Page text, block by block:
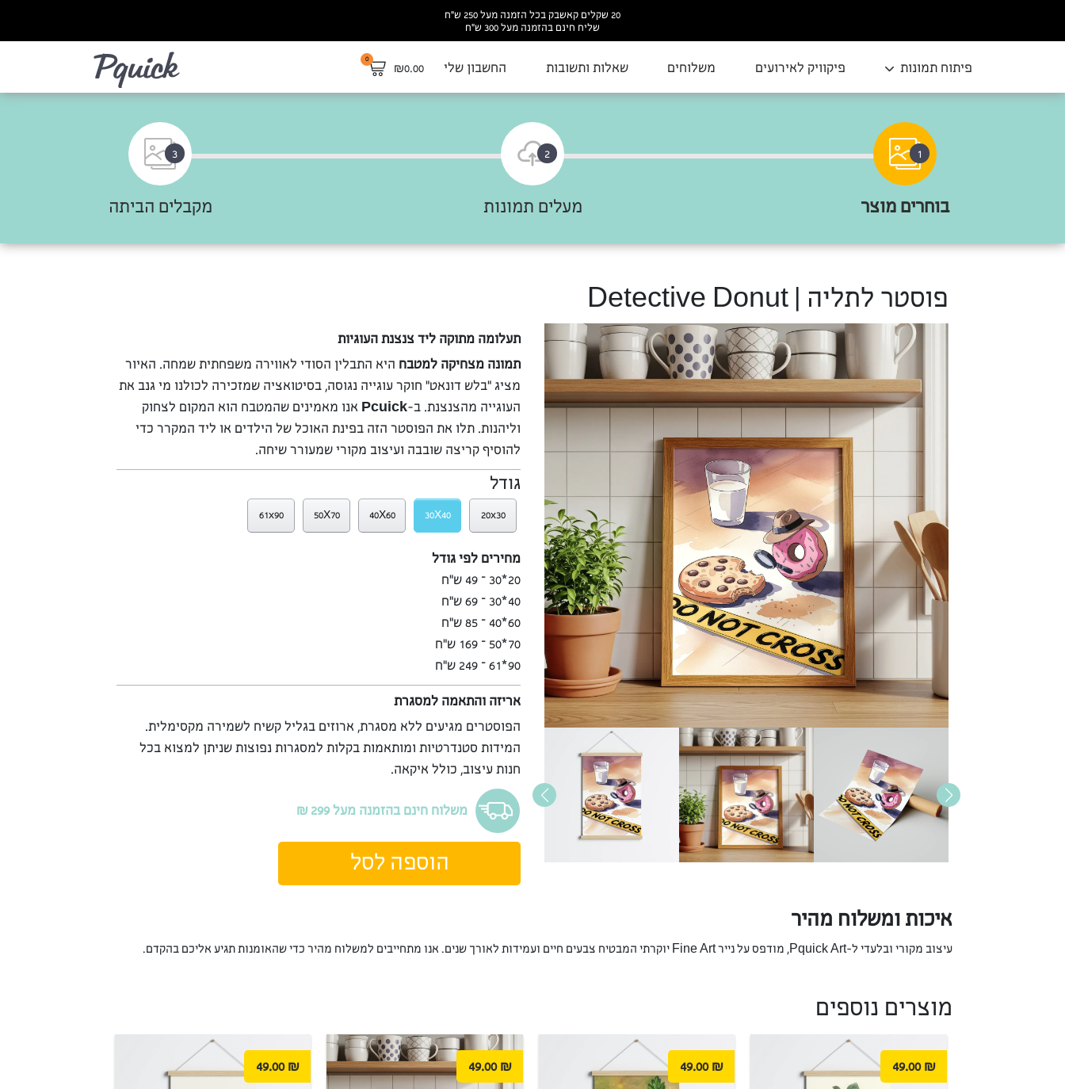
20 שקלים קאשבק בכל הזמנה מעל 250 ש”ח
שליח חינם בהזמנה מעל 300 ש”ח
פיתוח תמונות פיקוויק לאירועים משלוחים שאלות ותשובות החשבון שלי ₪0.00
0
1
בוחרים מוצר
2
מעלים תמונות
3
מקבלים הביתה
פוסטר לתליה | Detective Donut
תעלומה מתוקה ליד צנצנת העוגיות
תמונה מצחיקה למטבח היא התבלין הסודי לאווירה משפחתית שמחה. האיור
מציג “בלש דונאט” חוקר עוגייה נגוסה, בסיטואציה שמזכירה לכולנו מי גנב את
העוגייה מהצנצנת. ב-Pcuick אנו מאמינים שהמטבח הוא המקום לצחוק
וליהנות. תלו את הפוסטר הזה בפינת האוכל של הילדים או ליד המקרר כדי
להוסיף קריצה שובבה ועיצוב מקורי שמעורר שיחה.
גודל
20x30
30X40
40X60
50X70
61x90
מחירים לפי גודל
20*30 – 49 ש”ח
40*30 – 69 ש”ח
60*40 – 85 ש”ח
70*50 – 169 ש”ח
90*61 – 249 ש”ח
אריזה והתאמה למסגרת
הפוסטרים מגיעים ללא מסגרת, ארוזים בגליל קשיח לשמירה מקסימלית.
המידות סטנדרטיות ומותאמות בקלות למסגרות נפוצות שניתן למצוא בכל
חנות עיצוב, כולל איקאה.
משלוח חינם בהזמנה מעל 299 ₪
הוספה לסל
איכות ומשלוח מהיר
עיצוב מקורי ובלעדי ל-Pquick Art, מודפס על נייר Fine Art יוקרתי המבטיח צבעים חיים ועמידות לאורך שנים. אנו מתחייבים למשלוח מהיר כדי שהאומנות תגיע אליכם בהקדם.
מוצרים נוספים
₪
49.00
₪
49.00
₪
49.00
₪
49.00